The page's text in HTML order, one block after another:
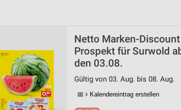
Netto Marken-Discount
Prospekt für Surwold
den 03.08.
Gültig von 03. Aug. bis 08. Aug.
📅 Kalendereintrag erstellen